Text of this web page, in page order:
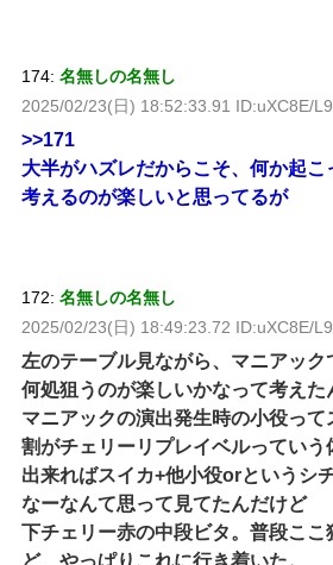
174: 名無しの名無し
2025/02/23(日) 18:52:33.91 ID:uXC8E/
>>171
大半がハズレだからこそ、何か起
考えるのが楽しいと思ってるが
172: 名無しの名無し
2025/02/23(日) 18:49:23.72 ID:uXC8E/
左のテーブル見ながら、マニアック
何処狙うのが楽しいかなって考えた
マニアックの演出発生時の小役っ
割がチェリーリプレイベルっていう
出来ればスイカ+他小役orというシ
なーなんて思って見てたんだけど
下チェリー赤の中段ビタ。普段ここ